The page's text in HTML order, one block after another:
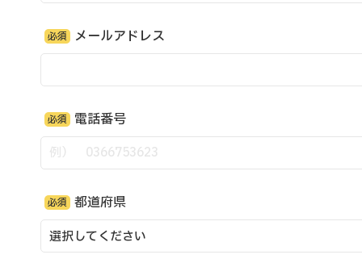
メールアドレス
必須
電話番号
必須
都道府県
必須